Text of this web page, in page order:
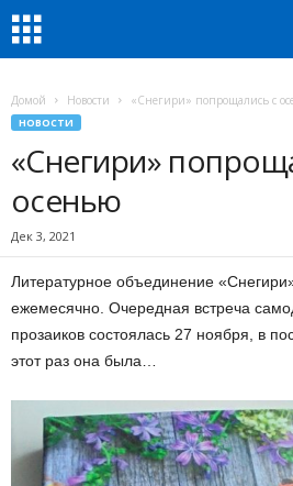
Домой Новости «Снегири» попрощались с
НОВОСТИ
«Снегири»
осенью
Дек 3, 2021
Литературное объединение
ежемесячно. Очередная встреча
прозаиков состоялась 27 ноября, в
этот раз она была…